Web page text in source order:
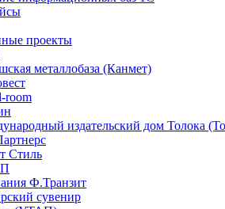
проекты
металлобаза (Канмет)
room
издательский дом Толока
Стиль
Ф.Транзит
сувенир